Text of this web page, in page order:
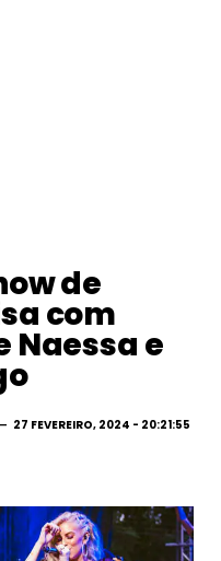
de
com
Naessa e
27 FEVEREIRO, 2024 - 20:21:55